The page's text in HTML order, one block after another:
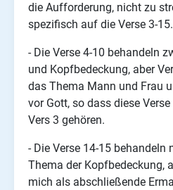
die Aufforderung, nicht zu
spezifisch auf die Verse 3-15.
- Die Verse 4-10 behandeln
und Kopfbedeckung, aber
das Thema Mann und Frau
vor Gott, so dass diese
Vers 3 gehören.
- Die Verse 14-15 behandeln
Thema der Kopfbedeckung,
mich als abschließende